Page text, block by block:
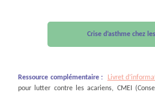
Crise d’asthme chez
Ressource complémentaire : Livret
pour lutter contre les acariens, CMEI